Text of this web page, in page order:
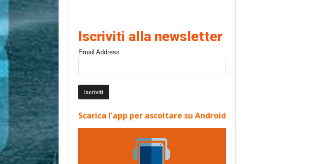
Iscriviti alla newsletter
Email Address
Scarica l'app per ascoltare su Android